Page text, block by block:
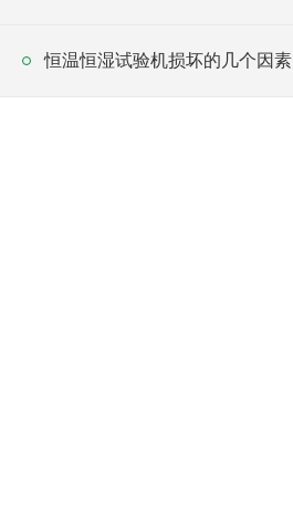
恒温恒湿试验机损坏的几个因素